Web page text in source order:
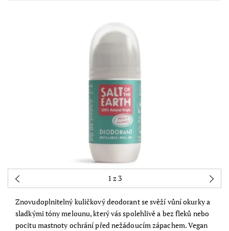
1 z 3
Znovudoplnitelný kuličkový deodorant se svěží vůní okurky a
sladkými tóny melounu, který vás spolehlivě a bez fleků nebo
pocitu mastnoty ochrání před nežádoucím zápachem. Vegan